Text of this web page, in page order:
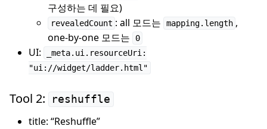
구성하는 데 필요)
revealedCount : all 모드는 mapping.length ,
one-by-one 모드는
0
UI:
_meta.ui.resourceUri:
"ui://widget/ladder.html"
Tool 2: reshuffle
title: “Reshuffle”